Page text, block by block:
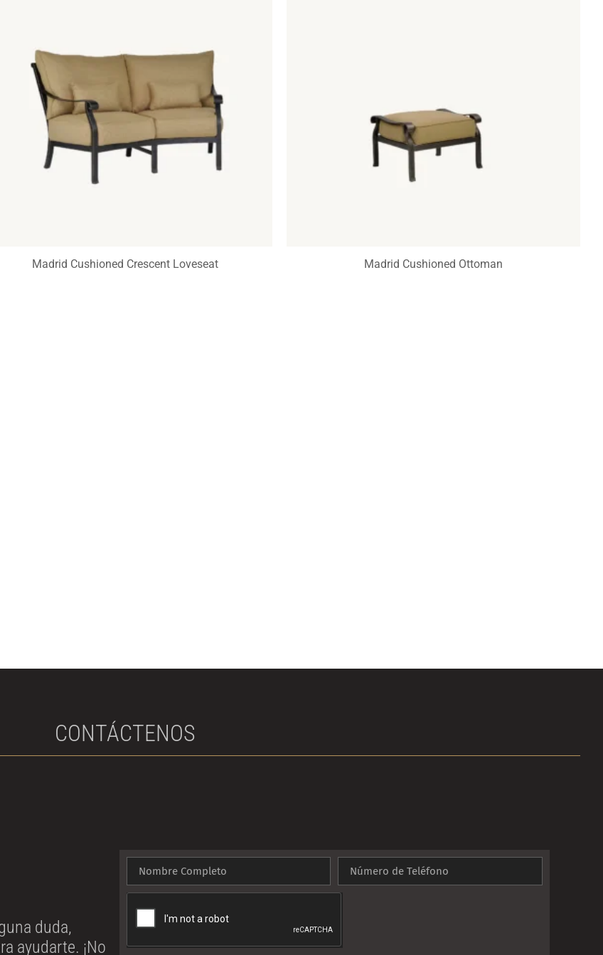
Madrid Cushioned Crescent Loveseat Madrid Cushioned Ottoman
CONTÁCTENOS
duda,
ayudarte. ¡No